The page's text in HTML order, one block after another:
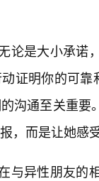
论是大小承
证明你的可
沟通至关重
，而是让她感
与异性朋友